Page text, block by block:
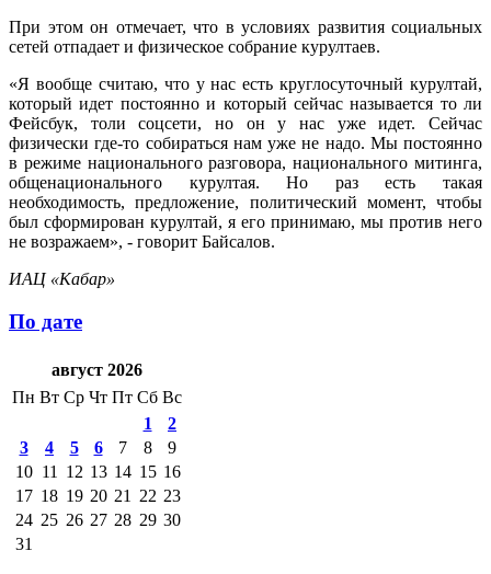
При этом он отмечает, что в условиях развития социальных
сетей отпадает и физическое собрание курултаев.
«Я вообще считаю, что у нас есть круглосуточный курултай,
который идет постоянно и который сейчас называется то ли
Фейсбук, толи соцсети, но он у нас уже идет. Сейчас
физически где-то собираться нам уже не надо. Мы постоянно
в режиме национального разговора, национального митинга,
общенационального курултая. Но раз есть такая
необходимость, предложение, политический момент, чтобы
был сформирован курултай, я его принимаю, мы против него
не возражаем», - говорит Байсалов.
ИАЦ «Кабар»
По дате
август 2026
Пн Вт Ср Чт Пт Сб Вс
1
2
3
4 5 6 7 8
9
10 11 12 13 14 15 16
17 18 19 20 21 22 23
24 25 26 27 28 29 30
31